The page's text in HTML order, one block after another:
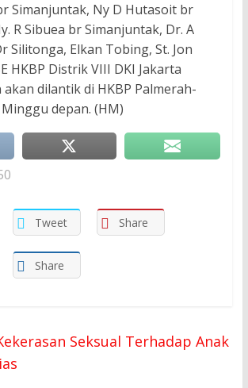
Simanjuntak, Ny D Hutasoit br
R Sibuea br Simanjuntak, Dr. A
Silitonga, Elkan Tobing, St. Jon
HKBP Distrik VIII DKI Jakarta
dilantik di HKBP Palmerah-
depan. (HM)
Tweet Share
Share
Seksual Terhadap Anak